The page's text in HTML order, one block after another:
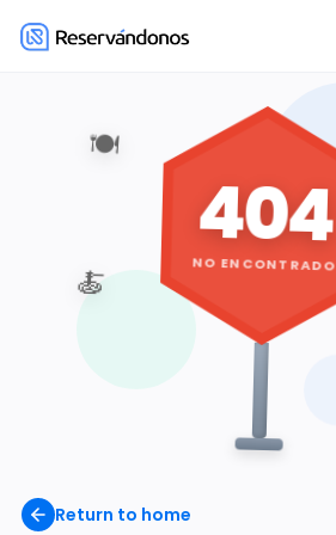
Return to home
🍽️
🍝
404
NO ENCONTRADO